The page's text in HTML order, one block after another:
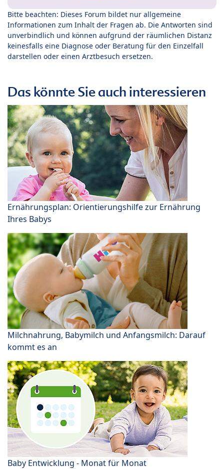
Bitte beachten: Dieses Forum bildet nur allgemeine
Informationen zum Inhalt der Fragen ab. Die Antworten sind
unverbindlich und können aufgrund der räumlichen Distanz
keinesfalls eine Diagnose oder Beratung für den Einzelfall
darstellen oder einen Arztbesuch ersetzen.
Das könnte Sie auch interessieren
Ernährungsplan: Orientierungshilfe zur Ernährung
Ihres Babys
Milchnahrung, Babymilch und Anfangsmilch: Darauf
kommt es an
Baby Entwicklung - Monat für Monat